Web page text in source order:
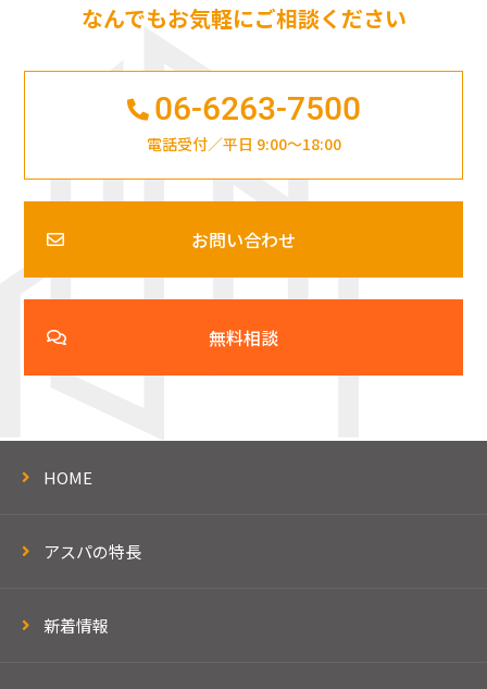
なんでもお気軽にご相談ください
06-6263-7500
電話受付／平日 9:00～18:00
お問い合わせ
無料相談
HOME
アスパの特長
新着情報